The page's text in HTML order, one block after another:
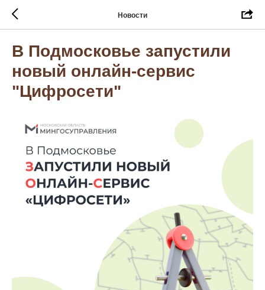
Новости
В Подмосковье запустили
новый онлайн-сервис
"Цифросети"